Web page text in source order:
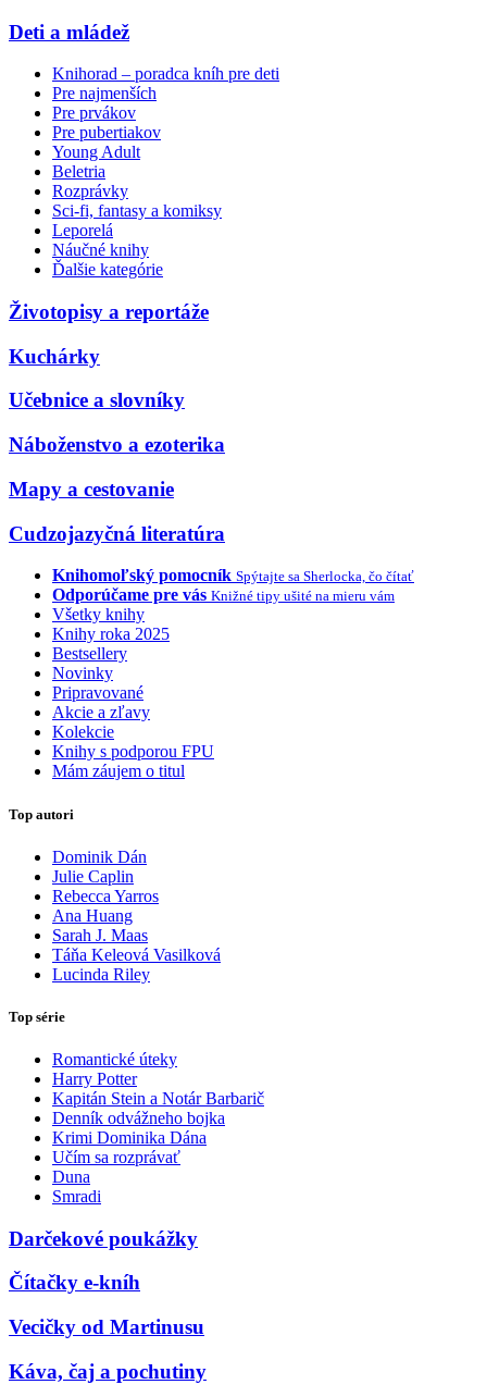
Deti a mládež
Knihorad – poradca kníh pre deti
Pre najmenších
Pre prvákov
Pre pubertiakov
Young Adult
Beletria
Rozprávky
Sci-fi, fantasy a komiksy
Leporelá
Náučné knihy
Ďalšie kategórie
Životopisy a reportáže
Kuchárky
Učebnice a slovníky
Náboženstvo a ezoterika
Mapy a cestovanie
Cudzojazyčná literatúra
Knihomoľský pomocník Spýtajte sa Sherlocka, čo čítať
Odporúčame pre vás Knižné tipy ušité na mieru vám
Všetky knihy
Knihy roka 2025
Bestsellery
Novinky
Pripravované
Akcie a zľavy
Kolekcie
Knihy s podporou FPU
Mám záujem o titul
Top autori
Dominik Dán
Julie Caplin
Rebecca Yarros
Ana Huang
Sarah J. Maas
Táňa Keleová Vasilková
Lucinda Riley
Top série
Romantické úteky
Harry Potter
Kapitán Stein a Notár Barbarič
Denník odvážneho bojka
Krimi Dominika Dána
Učím sa rozprávať
Duna
Smradi
Darčekové poukážky
Čítačky e-kníh
Vecičky od Martinusu
Káva, čaj a pochutiny